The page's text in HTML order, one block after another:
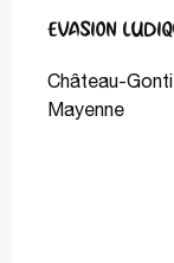
EVASION
Château-
Mayenne